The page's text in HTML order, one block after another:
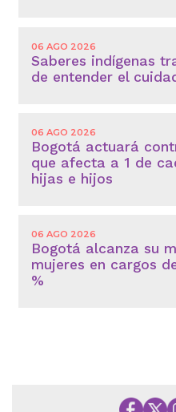
06 AGO 2026
Saberes indígenas
de entender el
06 AGO 2026
Bogotá actuará
que afecta a 1 de
hijas e hijos
06 AGO 2026
Bogotá alcanza su
mujeres en cargos
%